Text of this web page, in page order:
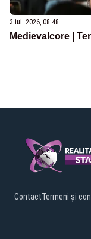
3 iul. 2026, 08:48
Medievalcore |
ContactTermeni și